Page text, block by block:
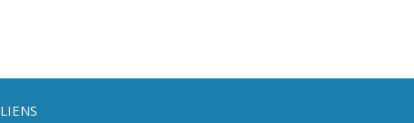
LIENS